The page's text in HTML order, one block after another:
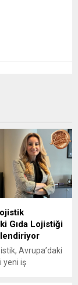
Gıda Lojistiği
Avrupa’daki
yeni iş